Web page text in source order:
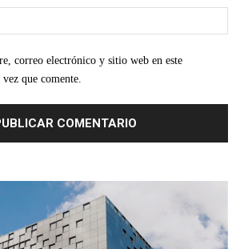
correo electrónico y sitio web en este
que comente.